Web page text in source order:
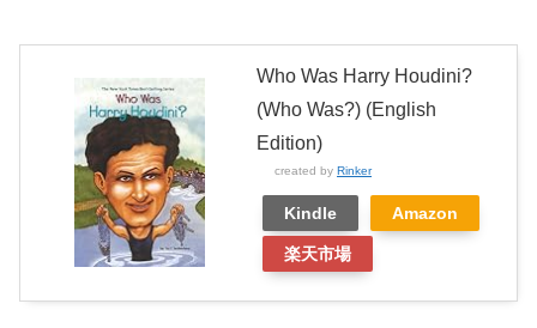
Who Was Harry Houdini?
(Who Was?) (English
Edition)
created by Rinker
Kindle Amazon
楽天市場